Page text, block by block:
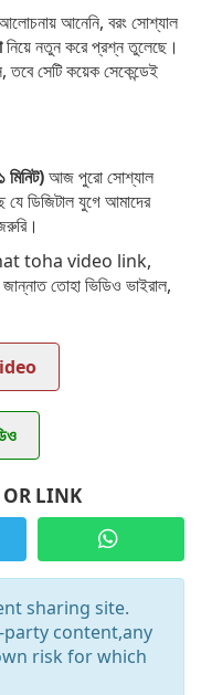
আনেনি, বরং সোশ্যাল
নিয়ে নতুন করে প্রশ্ন তুলেছে।
সেটি কয়েক সেকেন্ডেই
আজ পুরো সোশ্যাল
যে ডিজিটাল যুগে আমাদের
toha video link,
তোহা ভিডিও ভাইরাল,
OR LINK
sharing site.
content,any
risk for which